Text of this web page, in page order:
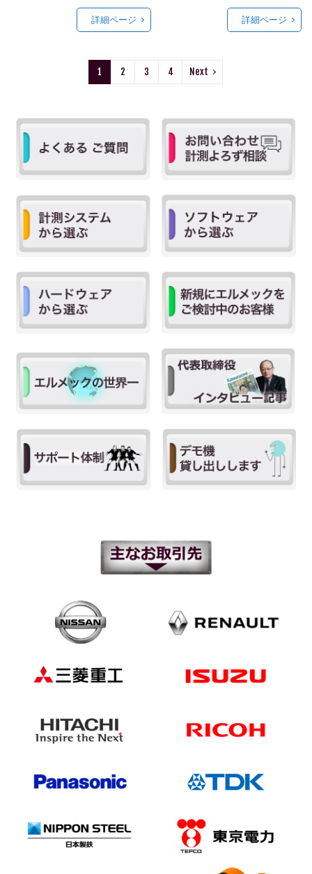
詳細ページ 詳細ページ
1 2 3 4 Next